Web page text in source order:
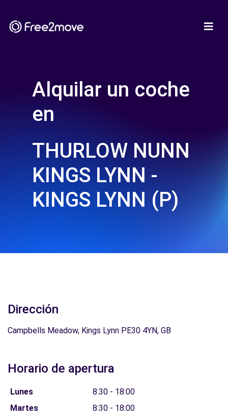
Alquilar un coche
en
THURLOW NUNN
KINGS LYNN -
KINGS LYNN (P)
Dirección
Campbells Meadow, Kings Lynn PE30 4YN, GB
Horario de apertura
Lunes
8:30 - 18:00
Martes
8:30 - 18:00